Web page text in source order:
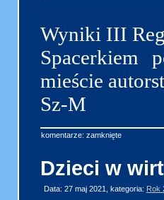
Wyniki III
Spacerkiem
mieście
Sz-M
komentarze: zamknięte
Dzieci w
Data: 27 maj 2021, kategoria: Rok